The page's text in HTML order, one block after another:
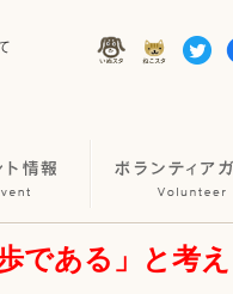
である」と考え